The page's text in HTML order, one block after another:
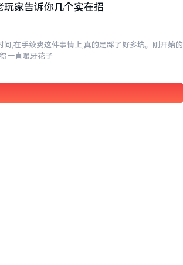
家告诉你几个实在招
,在手续费这件事情上,真的是踩了好多坑。刚开始的
一直嘬牙花子